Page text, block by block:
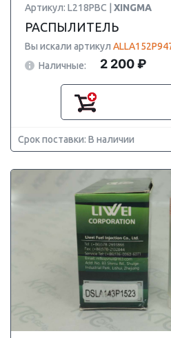
Артикул: L218PBC | XINGMA
РАСПЫЛИТЕЛЬ
Вы искали артикул
Наличные:
2 200 ₽
Срок поставки: В наличии